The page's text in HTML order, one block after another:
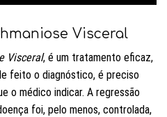
Visceral
Visceral, é um tratamento eficaz,
feito o diagnóstico, é preciso
o médico indicar. A regressão
foi, pelo menos, controlada,